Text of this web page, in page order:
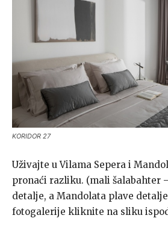
KORIDOR 27
Uživajte u Vilama Sepera i
pronaći razliku. (mali šalabahter
detalje, a Mandolata plave
fotogalerije kliknite na sliku